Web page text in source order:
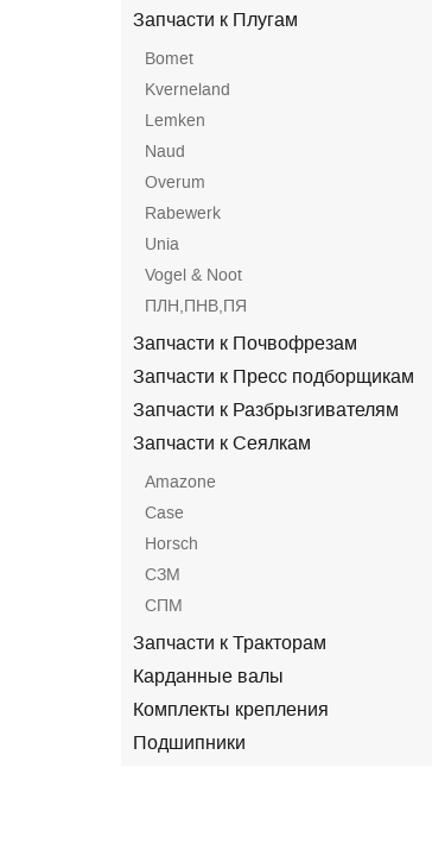
Запчасти к Плугам
Bomet
Kverneland
Lemken
Naud
Overum
Rabewerk
Unia
Vogel & Noot
ПЛН,ПНВ,ПЯ
Запчасти к Почвофрезам
Запчасти к Пресс подборщикам
Запчасти к Разбрызгивателям
Запчасти к Сеялкам
Amazone
Case
Horsch
СЗМ
СПМ
Запчасти к Тракторам
Карданные валы
Комплекты крепления
Подшипники